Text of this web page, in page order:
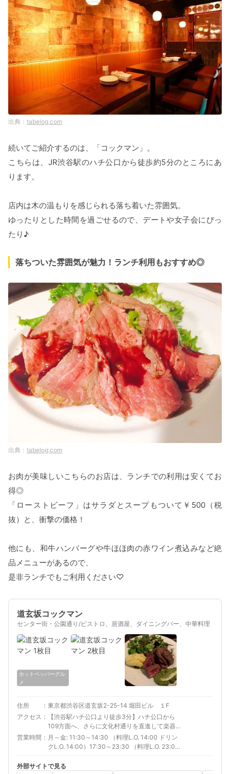
tabelog.com
続いてご紹介するのは、「コックマン」。
こちらは、JR渋谷駅のハチ公口から徒歩約5分のところにあ
ります。
店内は木の温もりを感じられる落ち着いた雰囲気。
ゆったりとした時間を過ごせるので、デートや女子会にぴっ
たり♪
落ちついた雰囲気が魅力！ランチ利用もおすすめ◎
tabelog.com
お肉が美味しいこちらのお店は、ランチでの利用は安くてお
得◎
「ローストビーフ」はサラダとスープもついて￥500（税
抜）と、衝撃の価格！
他にも、和牛ハンバーグや牛ほほ肉の赤ワイン煮込みなど絶
品メニューがあるので、
是非ランチでもご利用ください♡
道玄坂コックマン
センター街・公園通り/ビストロ、居酒屋、ダイニングバー、中華料理
ホットペッパーグル
メ
住所
東京都渋谷区道玄坂2-25-14 堀田ビル １F
アクセス
【渋谷駅ハチ公口より徒歩3分】ハチ公口から
109方面へ、さらに文化村通りを直進して楽器
屋さん左手すぐ
営業時間
月～金: 11:30～14:30 （料理L.O. 14:00 ドリン
クL.O. 14:00）17:30～23:30 （料理L.O. 23:00
23:30 （料理L.O. 23:00 ドリンクL.O. 23:00）
外部サイトで見る